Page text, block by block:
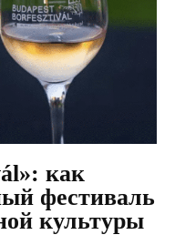
как
фестиваль
культуры